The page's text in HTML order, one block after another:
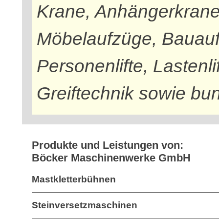
Krane,
Möbelaufzüge,
Personenlifte,
Greiftechnik sowie
Produkte und Leistungen von:
Böcker Maschinenwerke GmbH
Mastkletterbühnen
Steinversetzmaschinen